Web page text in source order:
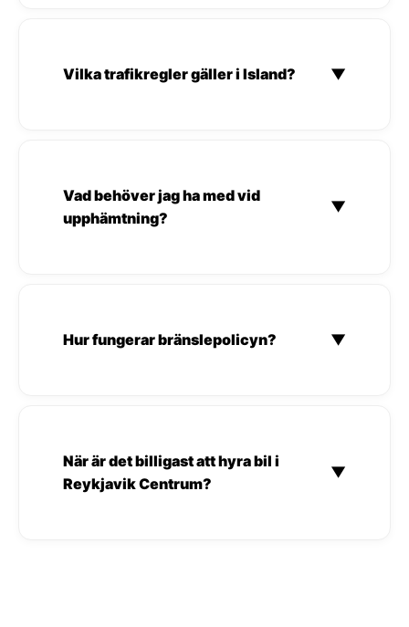
Vilka trafikregler gäller i Island? ▼
Vad behöver jag ha med vid
upphämtning?
▼
Hur fungerar bränslepolicyn? ▼
När är det billigast att hyra bil i
Reykjavik Centrum?
▼